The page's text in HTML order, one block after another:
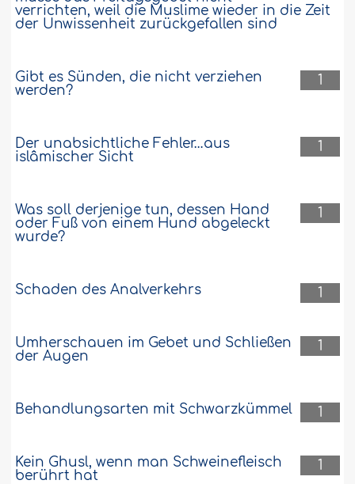
verrichten, weil die Muslime wieder in die Zeit
der Unwissenheit zurückgefallen sind
1
Gibt es Sünden, die nicht verziehen
werden?
1
Der unabsichtliche Fehler…aus
islâmischer Sicht
1
Was soll derjenige tun, dessen Hand
oder Fuß von einem Hund abgeleckt
wurde?
1
Schaden des Analverkehrs
1
Umherschauen im Gebet und Schließen
der Augen
1
Behandlungsarten mit Schwarzkümmel
1
Kein Ghusl, wenn man Schweinefleisch
berührt hat